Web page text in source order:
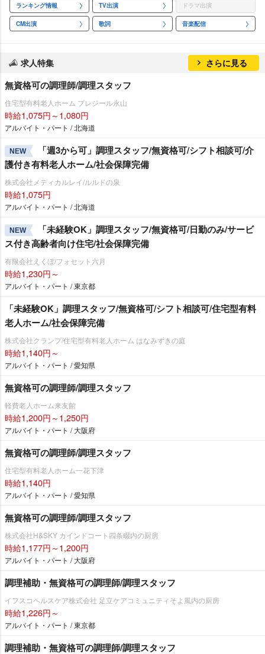
ランキング情報 TV出演 ドラマ出演
CM出演 歌詞 音楽配信
求人特集 さらに見る
無資格可の調理師/調理スタッフ
住宅型有料老人ホーム プレジール永山
時給1,075円～1,080円
アルバイト・パート / 北海道
NEW
「週3から可」調理スタッフ/無資格可/シフト相談可/介
護付き有料老人ホーム/社会保障完備
株式会社メディカルレイ/ルルドの泉
時給1,075円
アルバイト・パート / 北海道
NEW
「未経験OK」調理スタッフ/無資格可/日勤のみ/サービ
ス付き高齢者向け住宅/社会保障完備
有限会社えくぼ/フォセット六月
時給1,230円～
アルバイト・パート / 東京都
「未経験OK」調理スタッフ/無資格可/シフト相談可/住宅型有料
老人ホーム/社会保障完備
株式会社クランプ/住宅型有料老人ホーム はなみずきの庭
時給1,140円～
アルバイト・パート / 愛知県
無資格可の調理師/調理スタッフ
軽費老人ホーム来友館
時給1,200円～1,250円
アルバイト・パート / 大阪府
無資格可の調理師/調理スタッフ
住宅型有料老人ホーム一花下津
時給1,140円
アルバイト・パート / 愛知県
無資格可の調理師/調理スタッフ
株式会社H&SKY カインドコート四条畷内の厨房
時給1,177円～1,200円
アルバイト・パート / 大阪府
調理補助・無資格可の調理師/調理スタッフ
イフスコヘルスケア株式会社 足立ケアコミュニティそよ風内の厨房
時給1,226円～
アルバイト・パート / 東京都
調理補助・無資格可の調理師/調理スタッフ